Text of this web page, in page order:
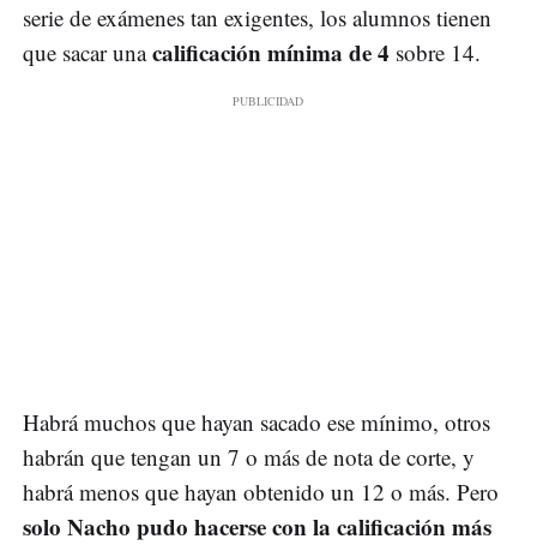
serie de exámenes tan exigentes, los alumnos tienen
que sacar unacalificación mínima de 4 sobre 14.
Habrá muchos que hayan sacado ese mínimo, otros
habrán que tengan un 7 o más de nota de corte, y
habrá menos que hayan obtenido un 12 o más. Pero
solo Nacho pudo hacerse con la calificación más